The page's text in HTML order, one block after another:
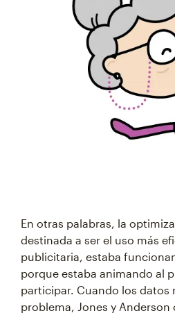
En otras palabras, la
destinada a ser el uso más
publicitaria, estaba
porque estaba animando al
participar. Cuando los datos
problema, Jones y